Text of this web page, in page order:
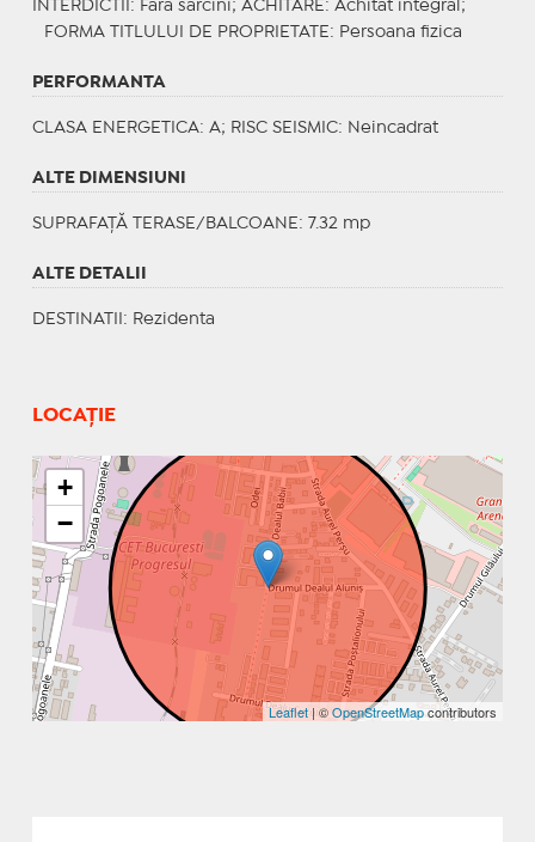
INTERDICTII : Fara sarcini; ACHITARE : Achitat integral;
FORMA TITLULUI DE PROPRIETATE : Persoana fizica
PERFORMANTA
CLASA ENERGETICA: A; RISC SEISMIC: Neincadrat
ALTE DIMENSIUNI
SUPRAFAȚĂ TERASE/BALCOANE: 7.32 mp
ALTE DETALII
DESTINATII : Rezidenta
LOCAȚIE
+
−
Leaflet| ©OpenStreetMapcontributors